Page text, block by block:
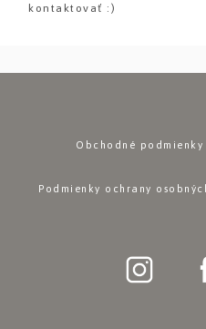
kontaktovať :)
Obchodné podmienky
Podmienky ochrany